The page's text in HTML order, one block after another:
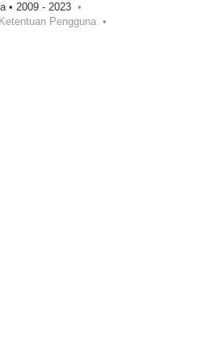
• 2009 - 2023
Ketentuan Pengguna